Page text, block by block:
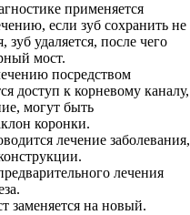
применяется
если зуб сохранить не
зуб удаляется, после чего
мост.
посредством
доступ к корневому каналу,
могут быть
коронки.
лечение заболевания,
лечения
заменяется на новый.